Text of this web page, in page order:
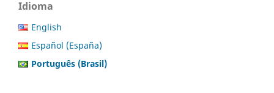
Idioma
English
Español (España)
Português (Brasil)